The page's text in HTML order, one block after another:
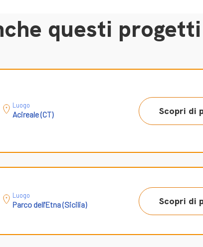
questi progetti
Luogo
Acireale (CT) Scopri di
Luogo
Parco dell'Etna (Sicilia) Scopri di